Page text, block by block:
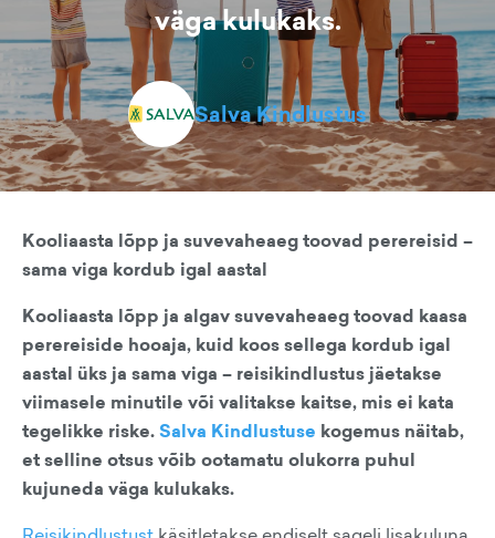
väga kulukaks.
Salva Kindlustus
Kooliaasta lõpp ja suvevaheaeg toovad perereisid –
sama viga kordub igal aastal
Kooliaasta lõpp ja algav suvevaheaeg toovad kaasa
perereiside hooaja, kuid koos sellega kordub igal
aastal üks ja sama viga – reisikindlustus jäetakse
viimasele minutile või valitakse kaitse, mis ei kata
tegelikke riske.Salva Kindlustuse kogemus näitab,
et selline otsus võib ootamatu olukorra puhul
kujuneda väga kulukaks.